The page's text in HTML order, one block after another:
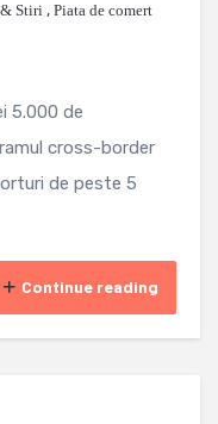
Stiri , Piata de comert
5.000 de
cross-border
de peste 5
Continue reading